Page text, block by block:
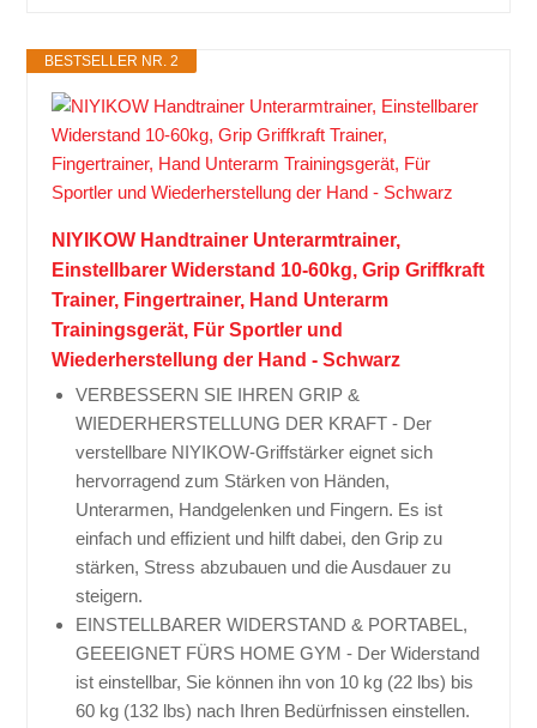
BESTSELLER NR. 2
NIYIKOW Handtrainer Unterarmtrainer,
Einstellbarer Widerstand 10-60kg, Grip Griffkraft
Trainer, Fingertrainer, Hand Unterarm
Trainingsgerät, Für Sportler und
Wiederherstellung der Hand - Schwarz
VERBESSERN SIE IHREN GRIP &
WIEDERHERSTELLUNG DER KRAFT - Der
verstellbare NIYIKOW-Griffstärker eignet sich
hervorragend zum Stärken von Händen,
Unterarmen, Handgelenken und Fingern. Es ist
einfach und effizient und hilft dabei, den Grip zu
stärken, Stress abzubauen und die Ausdauer zu
steigern.
EINSTELLBARER WIDERSTAND & PORTABEL,
GEEEIGNET FÜRS HOME GYM - Der Widerstand
ist einstellbar, Sie können ihn von 10 kg (22 lbs) bis
60 kg (132 lbs) nach Ihren Bedürfnissen einstellen.